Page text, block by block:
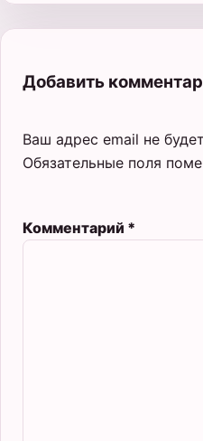
Добавить
Ваш адрес email не
Обязательные поля
Комментарий *